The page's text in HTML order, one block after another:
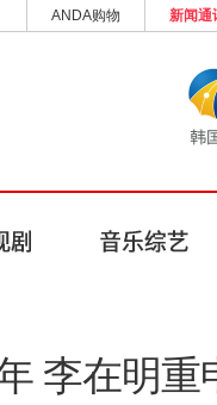
ANDA购物 新闻通
李在明